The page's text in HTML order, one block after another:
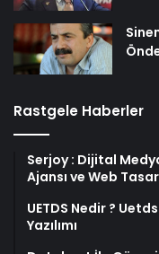
Rastgele Haberler
Serjoy : Dijital
Ajansı ve Web
UETDS Nedir ?
Yazılımı